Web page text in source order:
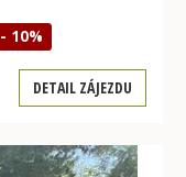
- 10%
DETAIL ZÁJEZDU